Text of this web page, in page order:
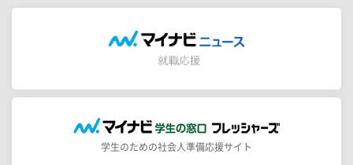
学生のための社会人準備応援サイト